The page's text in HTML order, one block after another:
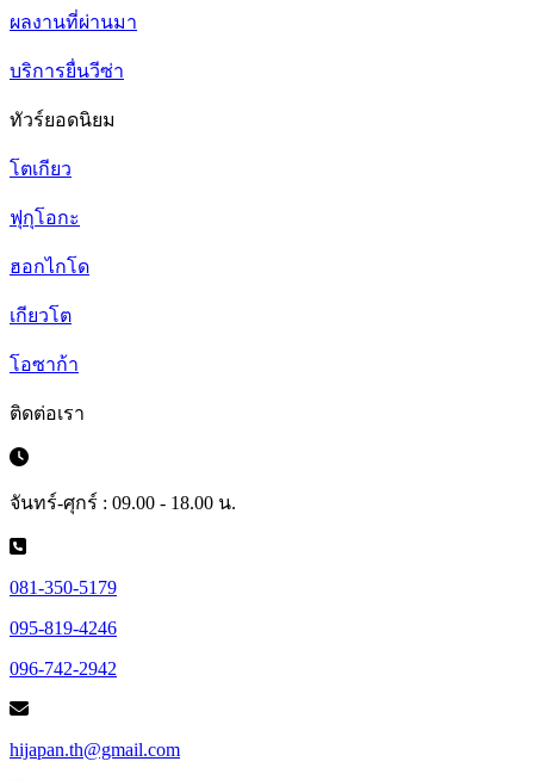
ผลงานที่ผ่านมา
บริการยื่นวีซ่า
ทัวร์ยอดนิยม
โตเกียว
ฟุกุโอกะ
ฮอกไกโด
เกียวโต
โอซาก้า
ติดต่อเรา
จันทร์-ศุกร์ : 09.00 - 18.00 น.
081-350-5179
095-819-4246
096-742-2942
hijapan.th@gmail.com